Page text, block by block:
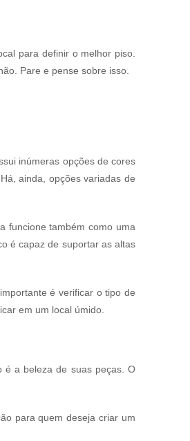
para definir o melhor piso.
Pare e pense sobre isso.
inúmeras opções de cores
ainda, opções variadas de
funcione também como uma
é capaz de suportar as altas
é verificar o tipo de
em um local úmido.
é a beleza de suas peças. O
para quem deseja criar um